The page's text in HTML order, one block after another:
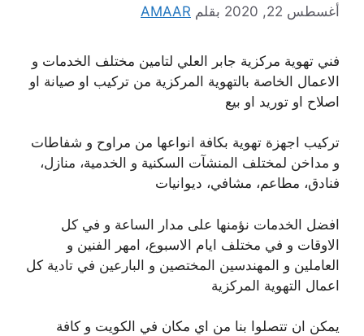
أغسطس 22, 2020 بقلم AMAAR
فني تهوية مركزية جابر العلي لتامين مختلف الخدمات و
الاعمال الخاصة بالتهوية المركزية من تركيب او صيانة او
اصلاح او توريد او بيع
تركيب اجهزة تهوية بكافة انواعها من مراوح و شفاطات
و مداخن لمختلف المنشآت السكنية و الخدمية، منازل،
فنادق، مطاعم، مشافي، ديوانيات
افضل الخدمات نؤمنها على مدار الساعة و في كل
الاوقات و في مختلف ايام الاسبوع، امهر الفنين و
العاملين و المهندسين المختصين و البارعين في تادية كل
اعمال التهوية المركزية
يمكن ان تتصلوا بنا من اي مكان في الكويت و كافة